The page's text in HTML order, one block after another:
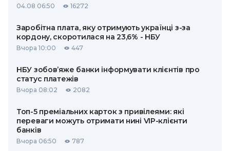
04.08 06:50 16272
Заробітна плата, яку отримують українці з-за
кордону, скоротилася на 23,6% - НБУ
Вчора 10:00 447
НБУ зобов’яже банки інформувати клієнтів про
статус платежів
Вчора 08:02 2082
Топ-5 преміальних карток з привілеями: які
переваги можуть отримати нині VIP-клієнти
банків
Вчора 06:50 787